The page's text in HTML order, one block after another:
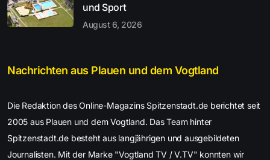
und Sport
August 6, 2026
Nachrichten aus Plauen und dem Vogtland
Die Redaktion des Online-Magazins Spitzenstadt.de berichtet seit
2005 aus Plauen und dem Vogtland. Das Team hinter
Spitzenstadt.de besteht aus langjährigen und ausgebildeten
Journalisten. Mit der Marke "Vogtland TV / V.TV" konnten wir